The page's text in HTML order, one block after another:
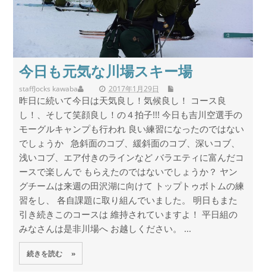
今日も元気な川場スキー場
staff 2017年1月29日
Jocks kawaba
昨日に続いて今日は天気良し！気候良し！ コース良
し！、そして笑顔良し！の４拍子!!! 今日も吉川空選手の
モーグルキャンプも行われ 良い練習になったのではない
でしょうか 急斜面のコブ、緩斜面のコブ、深いコブ、
浅いコブ、エア付きのラインなど バラエティに富んだコ
ースで楽しんで もらえたのではないでしょうか？ ヤン
グチームは来週の田沢湖に向けて トップトゥボトムの練
習をし、 各自課題に取り組んでいました。 明日もまた
引き続きこのコースは 維持されていますよ！ 平日組の
みなさんは是非川場へ お越しください。 ...
続きを読む »